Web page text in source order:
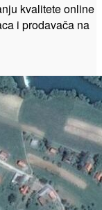
kvalitete online
i prodavača na